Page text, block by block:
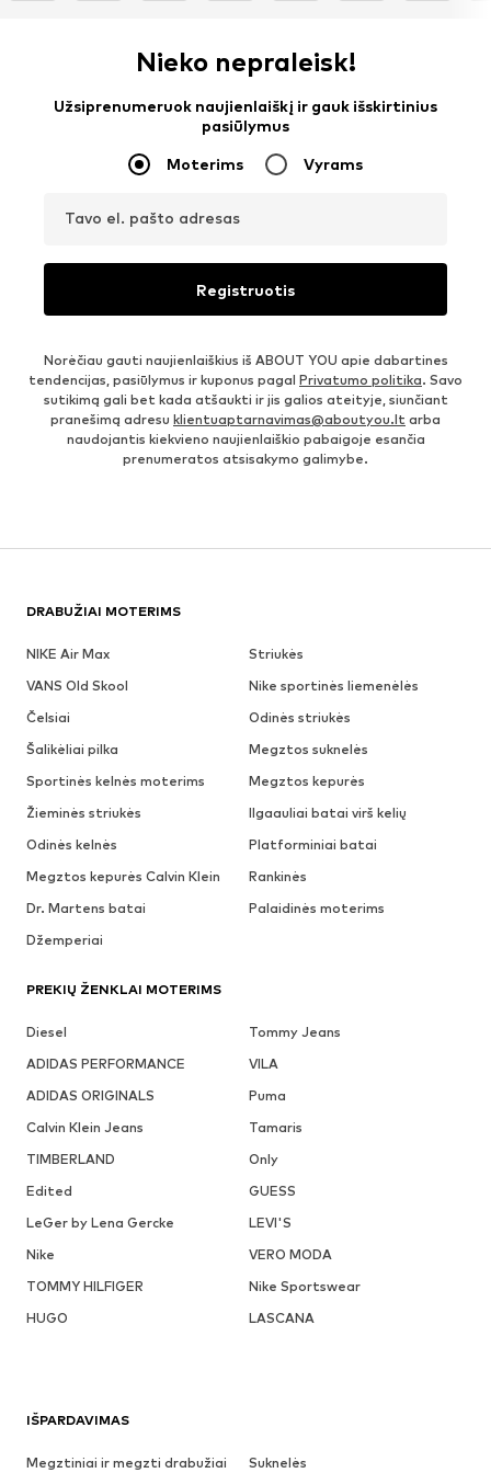
Nieko nepraleisk!
Užsiprenumeruok naujienlaiškį ir gauk išskirtinius
pasiūlymus
Moterims Vyrams
Tavo el. pašto adresas
Registruotis
Norėčiau gauti naujienlaiškius iš ABOUT YOU apie dabartines
tendencijas, pasiūlymus ir kuponus pagal Privatumo politika. Savo
sutikimą gali bet kada atšaukti ir jis galios ateityje, siunčiant
pranešimą adresu klientuaptarnavimas@aboutyou.lt arba
naudojantis kiekvieno naujienlaiškio pabaigoje esančia
prenumeratos atsisakymo galimybe.
DRABUŽIAI MOTERIMS
NIKE Air Max
Striukės
VANS Old Skool
Nike sportinės liemenėlės
Čelsiai
Odinės striukės
Šalikėliai pilka
Megztos suknelės
Sportinės kelnės moterims
Megztos kepurės
Žieminės striukės
Ilgaauliai batai virš kelių
Odinės kelnės
Platforminiai batai
Megztos kepurės Calvin Klein
Rankinės
Dr. Martens batai
Palaidinės moterims
Džemperiai
PREKIŲ ŽENKLAI MOTERIMS
Diesel
Tommy Jeans
ADIDAS PERFORMANCE
VILA
ADIDAS ORIGINALS
Puma
Calvin Klein Jeans
Tamaris
TIMBERLAND
Only
Edited
GUESS
LeGer by Lena Gercke
LEVI'S
Nike
VERO MODA
TOMMY HILFIGER
Nike Sportswear
HUGO
LASCANA
IŠPARDAVIMAS
Megztiniai ir megzti drabužiai
Suknelės